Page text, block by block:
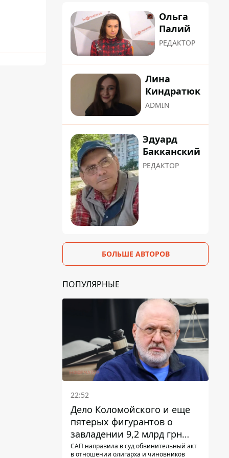
Ольга
Палий
РЕДАКТОР
Лина
Киндратюк
ADMIN
Эдуард
Бакканский
РЕДАКТОР
БОЛЬШЕ АВТОРОВ
ПОПУЛЯРНЫЕ
22:52
Дело Коломойского и еще
пятерых фигурантов о
завладении 9,2 млрд грн
ПриватБанка направили в
САП направила в суд обвинительный акт
в отношении олигарха и чиновников